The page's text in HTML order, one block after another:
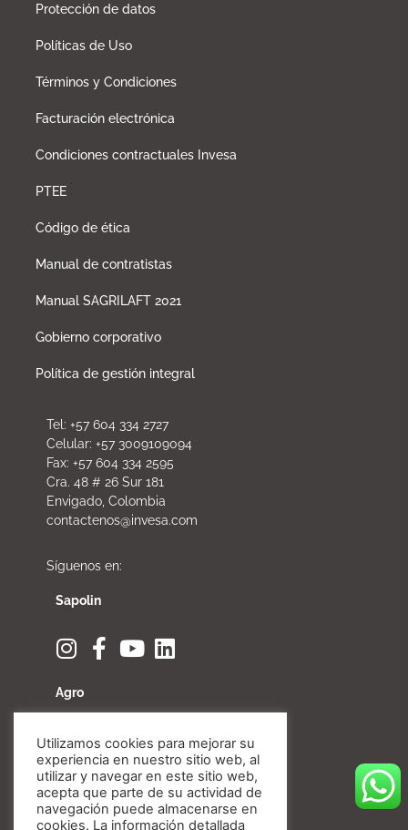
Protección de datos
Políticas de Uso
Términos y Condiciones
Facturación electrónica
Condiciones contractuales Invesa
PTEE
Código de ética
Manual de contratistas
Manual SAGRILAFT 2021
Gobierno corporativo
Política de gestión integral
Tel: +57 604 334 2727
Celular: +57 3009109094
Fax: +57 604 334 2595
Cra. 48 # 26 Sur 181
Envigado, Colombia
contactenos@invesa.com
Síguenos en:
Sapolin
Agro
Fibratore
Utilizamos cookies para mejorar su
experiencia en nuestro sitio web, al
utilizar y navegar en este sitio web,
acepta que parte de su actividad de
navegación puede almacenarse en
cookies. La información detallada